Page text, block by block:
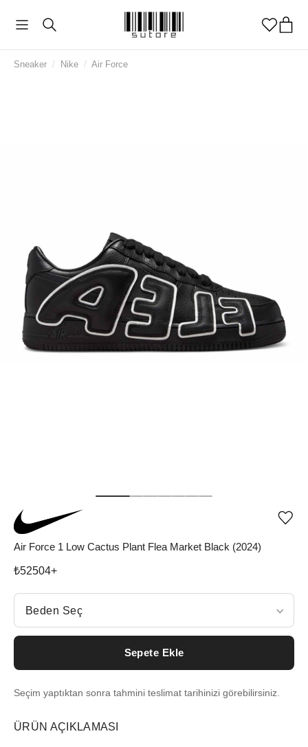
Sneaker / Nike / Air Force
Air Force 1 Low Cactus Plant Flea Market Black (2024)
₺52504+
Beden Seç
Beden Seç
Sepete Ekle
Seçim yaptıktan sonra tahmini teslimat tarihinizi görebilirsiniz.
ÜRÜN AÇIKLAMASI